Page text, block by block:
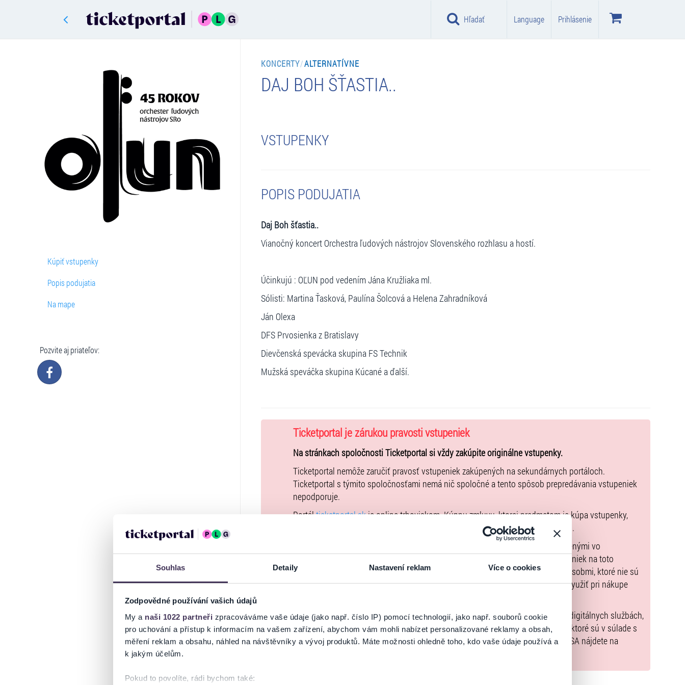
Souhlas Detaily Nastavení reklam Více o cookies
Zodpovědné používání vašich údajů
My a naši 1022 partneři zpracováváme vaše údaje (jako např. číslo IP) pomocí technologií, jako např. souborů cookie
pro uchování a přístup k informacím na vašem zařízení, abychom vám mohli nabízet personalizované reklamy a obsah,
měření reklam a obsahu, náhled na návštěvníky a vývoj produktů. Máte možnosti ohledně toho, kdo vaše údaje používá a
k jakým účelům.
Pokud to povolíte, rádi bychom také:
Hľadať Language Prihlásenie
Kúpiť vstupenky
Popis podujatia
Na mape
Pozvite aj priateľov:
KONCERTY/ALTERNATÍVNE
DAJ BOH ŠŤASTIA..
VSTUPENKY
POPIS PODUJATIA
Daj Boh šťastia..
Vianočný koncert Orchestra ľudových nástrojov Slovenského rozhlasu a hostí.
Účinkujú : OĽUN pod vedením Jána Kružliaka ml.
Sólisti: Martina Ťasková, Paulína Šolcová a Helena Zahradníková
Ján Olexa
DFS Prvosienka z Bratislavy
Dievčenská spevácka skupina FS Technik
Mužská speváčka skupina Kúcané a ďalší.
Ticketportal je zárukou pravosti vstupeniek
Na stránkach spoločnosti Ticketportal si vždy zakúpite originálne vstupenky.
Ticketportal nemôže zaručiť pravosť vstupeniek zakúpených na sekundárnych portáloch.
Ticketportal s týmito spoločnosťami nemá nič spoločné a tento spôsob prepredávania vstupeniek
nepodporuje.
Portálticketportal.skje online trhoviskom. Kúpnu zmluvu, ktorej predmetom je kúpa vstupenky,
uzatvárate priamo s usporiadateľom, ktorého údaje sú uvedené priamo v košíku.
Kúpne ceny vstupeniek na toto podujatie je možné uhradiť len spôsobmi uvedenými vo
. Upozorňujeme, že kúpne ceny vstupeniek na toto
podujatie nie je možné uhradiť prostredníctvom Poukazov GoOut, ani inými spôsobmi, ktoré nie sú
uvedené voVšeobecných obchodných podmienkach. Poukazy GoOut môžete využiť pri nákupe
Usporiadateľ sa v zmysle čl. 30 ods. 1 písm. e) nariadenia EÚ 2022/2065 (Akt o digitálnych službách,
DSA) zaviazal ponúkať na portáliwww.ticketportal.sk, iba výrobky alebo služby, ktoré sú v súlade s
uplatniteľným právom Európskej únie. Príslušné informácie a kontakty podľa DSA nájdete na